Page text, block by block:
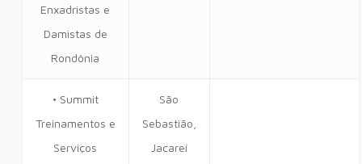
Enxadristas e
Damistas de
Rondônia
• Summit
Treinamentos e
Serviços
São
Sebastião,
Jacareí